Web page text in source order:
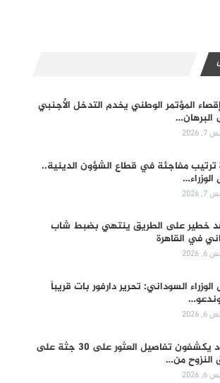
المؤتمر الوطني يخدم التدخل الأجنبي
البرهان…
ترتيب مفاجئة في قطاع الشؤون الدينية..
خطير على الطريق ينتهي بضبط شاب
في القاهرة
السوداني: تحرير دارفور بات قريباً
شهود يكشفون تفاصيل العثور على 30 جثة على
النزوح من…